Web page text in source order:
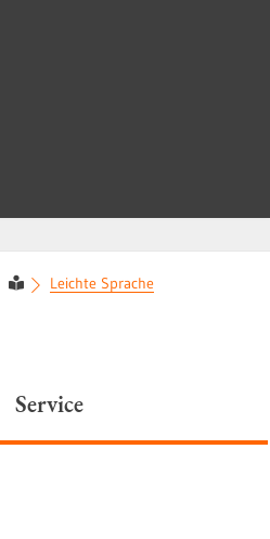
Leichte Sprache
Service